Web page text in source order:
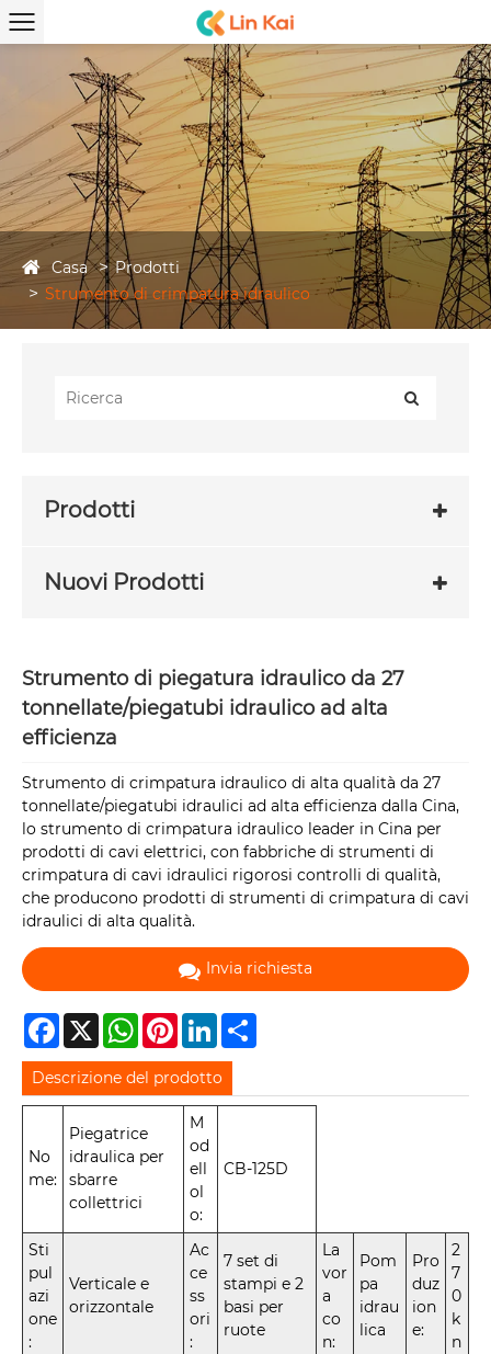
Casa
Prodotti
Strumento di crimpatura idraulico
Prodotti
Nuovi Prodotti
Strumento di piegatura idraulico da 27
tonnellate/piegatubi idraulico ad alta
efficienza
Strumento di crimpatura idraulico di alta qualità da 27
tonnellate/piegatubi idraulici ad alta efficienza dalla Cina,
lo strumento di crimpatura idraulico leader in Cina per
prodotti di cavi elettrici, con fabbriche di strumenti di
crimpatura di cavi idraulici rigorosi controlli di qualità,
che producono prodotti di strumenti di crimpatura di cavi
idraulici di alta qualità.
Invia richiesta
Facebook
X WhatsAppPinterestLinkedIn
Descrizione del prodotto
No
me:
Piegatrice
idraulica per
sbarre
collettrici
M
od
ell
ol
o:
CB-125D
Sti
pul
azi
one
:
Verticale e
orizzontale
Ac
ce
ss
ori
:
7 set di
stampi e 2
basi per
ruote
La
vor
a
co
n:
Pom
pa
idrau
lica
Pro
duz
ion
e:
2
7
0
k
n